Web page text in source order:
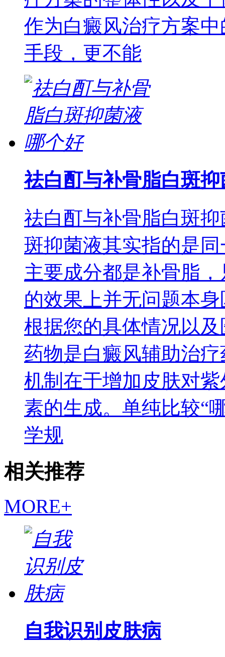
作为白癜风治疗方案
手段，更不能
祛白酊与补骨脂白斑
祛白酊与补骨脂白斑
斑抑菌液其实指的是
主要成分都是补骨脂
的效果上并无问题本
根据您的具体情况以
药物是白癜风辅助治
机制在于增加皮肤对
素的生成。单纯比较“
学规
相关推荐
MORE+
自我识别皮肤病